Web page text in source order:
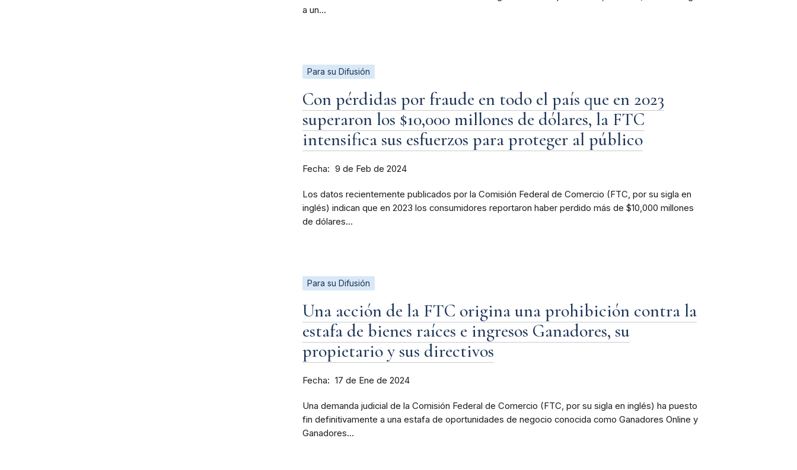
a un...
Para su Difusión
Con pérdidas por fraude en todo el país que en 2023
superaron los $10,000 millones de dólares, la FTC
intensifica sus esfuerzos para proteger al público
Fecha 9 de Feb de 2024
Los datos recientemente publicados por la Comisión Federal de Comercio (FTC, por su sigla en
inglés) indican que en 2023 los consumidores reportaron haber perdido más de $10,000 millones
de dólares...
Para su Difusión
Una acción de la FTC origina una prohibición contra la
estafa de bienes raíces e ingresos Ganadores, su
propietario y sus directivos
Fecha 17 de Ene de 2024
Una demanda judicial de la Comisión Federal de Comercio (FTC, por su sigla en inglés) ha puesto
fin definitivamente a una estafa de oportunidades de negocio conocida como Ganadores Online y
Ganadores...